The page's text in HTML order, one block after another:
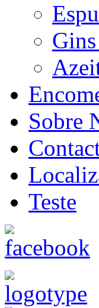
Sobre
Teste